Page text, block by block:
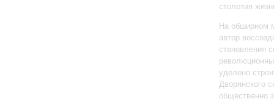
столетия
На обширном
автор
становления
уделено
Дворянского
общественно